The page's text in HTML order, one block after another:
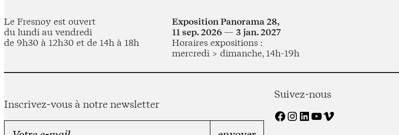
Le Fresnoy est ouvert
du lundi au vendredi
de 9h30 à 12h30 et de 14h à 18h
Exposition Panorama 28,
11 sep. 2026 — 3 jan. 2027
Horaires expositions :
mercredi > dimanche, 14h-19h
Inscrivez-vous à notre newsletter
Suivez-nous
Facebook Instagram LinkedIn YouTube Vimeo